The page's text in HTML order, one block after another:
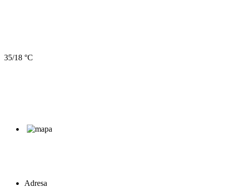
35/18 °C
Adresa